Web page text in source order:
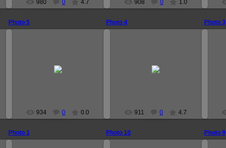
980 0 4.7 908 0 1.0
Photo 5
934 0 0.0
Photo 4
911 0 4.7
Photo 3
Photo 1 Photo 10 Photo 9